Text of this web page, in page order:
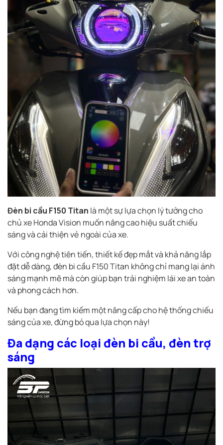
Đèn bi cầu F150 Titan là một sự lựa chọn lý tưởng cho
chủ xe Honda Vision muốn nâng cao hiệu suất chiếu
sáng và cải thiện vẻ ngoài của xe.
Với công nghệ tiên tiến, thiết kế đẹp mắt và khả năng lắp
đặt dễ dàng, đèn bi cầu F150 Titan không chỉ mang lại ánh
sáng mạnh mẽ mà còn giúp bạn trải nghiệm lái xe an toàn
và phong cách hơn.
Nếu bạn đang tìm kiếm một nâng cấp cho hệ thống chiếu
sáng của xe, đừng bỏ qua lựa chọn này!
Đa dạng các loại đèn bi cầu, đèn trợ
sáng